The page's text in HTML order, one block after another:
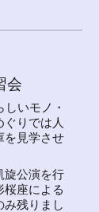
会
いモノ・
りでは人
を見学させ
旋公演を行
桜座による
み残りまし